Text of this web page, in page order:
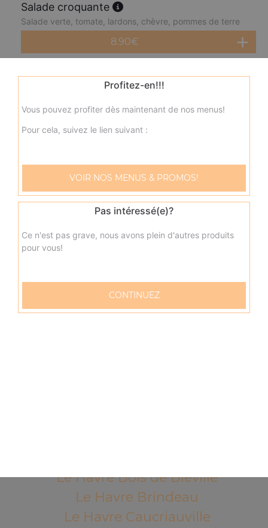
Salade croquante
Salade verte, tomate, lardons, chèvre, pommes de terre
8.90€
Salade norvégienne
8.90€
Le Havre Bois de Bléville
Le Havre Brindeau
Le Havre Caucriauville
Profitez-en!!!
Vous pouvez profiter dès maintenant de nos menus!
Pour cela, suivez le lien suivant :
VOIR NOS MENUS & PROMOS!
Pas intéressé(e)?
Ce n'est pas grave, nous avons plein d'autres produits
pour vous!
CONTINUEZ